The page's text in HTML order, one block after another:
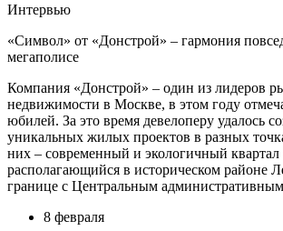
Интервью
«Символ» от «Донстрой» – гармония
мегаполисе
Компания «Донстрой» – один из лидеров
недвижимости в Москве, в этом году
юбилей. За это время девелоперу удалось
уникальных жилых проектов в разных
них – современный и экологичный
располагающийся в историческом районе
границе с Центральным
8 февраля